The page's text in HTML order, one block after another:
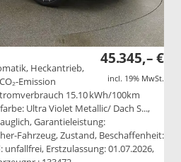
45.345,– €
incl. 19% MwSt.
Heckantrieb,
Emission
15.10 kWh/100km
Ultra Violet Metallic/ Dach S...,
Garantieleistung:
Fahrzeug, Zustand, Beschaffenheit:
Erstzulassung: 01.07.2026,